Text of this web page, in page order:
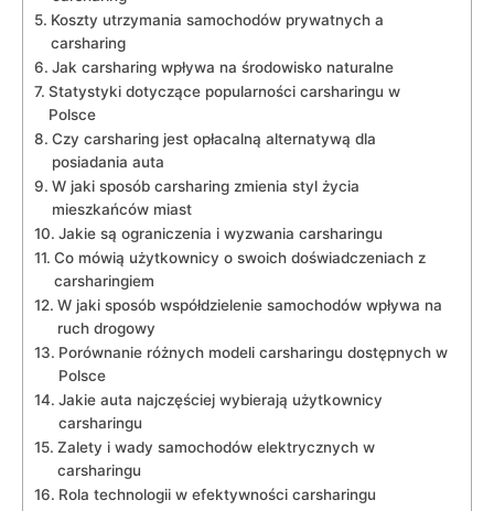
Koszty utrzymania samochodów prywatnych a
carsharing
Jak carsharing wpływa na środowisko naturalne
Statystyki dotyczące popularności carsharingu w
Polsce
Czy carsharing jest opłacalną alternatywą dla
posiadania auta
W‍ jaki sposób carsharing zmienia styl życia
mieszkańców‍ miast
Jakie są ograniczenia i wyzwania carsharingu
Co mówią użytkownicy o swoich doświadczeniach z
carsharingiem
W jaki sposób współdzielenie samochodów wpływa na
ruch ⁣drogowy
Porównanie różnych modeli carsharingu dostępnych w
Polsce
Jakie auta najczęściej wybierają użytkownicy
carsharingu
Zalety⁢ i wady‌ samochodów elektrycznych w
carsharingu
Rola technologii w efektywności carsharingu